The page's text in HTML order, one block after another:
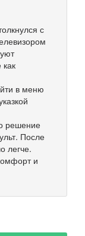
с
в меню
решение
После
легче.
и